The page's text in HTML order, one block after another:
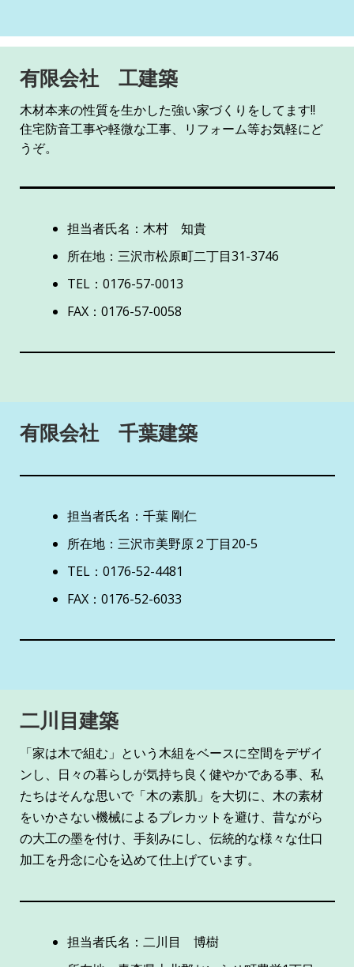
有限会社 工建築
木材本来の性質を生かした強い家づくりをしてます!!
住宅防音工事や軽微な工事、リフォーム等お気軽にど
うぞ。
担当者氏名：木村 知貴
所在地：三沢市松原町二丁目31-3746
TEL：0176-57-0013
FAX：0176-57-0058
有限会社 千葉建築
担当者氏名：千葉 剛仁
所在地：三沢市美野原２丁目20-5
TEL：0176-52-4481
FAX：0176-52-6033
二川目建築
「家は木で組む」という木組をベースに空間をデザイ
ンし、日々の暮らしが気持ち良く健やかである事、私
たちはそんな思いで「木の素肌」を大切に、木の素材
をいかさない機械によるプレカットを避け、昔ながら
の大工の墨を付け、手刻みにし、伝統的な様々な仕口
加工を丹念に心を込めて仕上げています。
担当者氏名：二川目 博樹